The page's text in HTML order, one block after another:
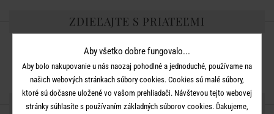
ZDIEĽAJTE S PRIATEĽMI
ĎALŠIE PRODUKTY ZO SÉRIE
Aby všetko dobre fungovalo...
Aby bolo nakupovanie u nás naozaj pohodlné a jednoduché, používame na
našich webových stránkach súbory cookies. Cookies sú malé súbory,
ktoré sú dočasne uložené vo vašom prehliadači. Návštevou tejto webovej
stránky súhlasíte s používaním základných súborov cookies. Ďakujeme,